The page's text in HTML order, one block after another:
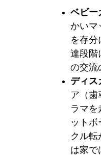
ベビー
かいマ
を存分
達段階
の交流
ディス
ア（歯
ラマを
ット
クル転
は家で